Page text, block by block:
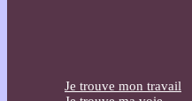
Je trouve mon travail